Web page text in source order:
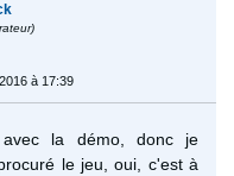
à 17:39
la démo, donc je
le jeu, oui, c'est à